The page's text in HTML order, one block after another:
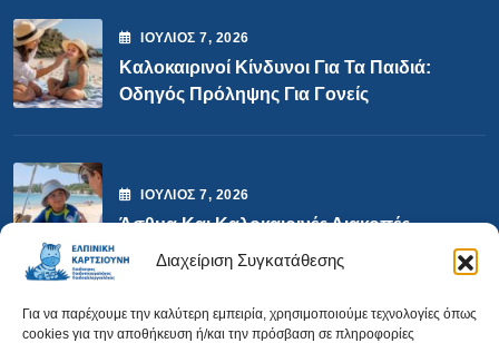
Διαχείριση Συγκατάθεσης
Για να παρέχουμε την καλύτερη εμπειρία, χρησιμοποιούμε τεχνολογίες όπως
cookies για την αποθήκευση ή/και την πρόσβαση σε πληροφορίες
ΙΟΎΛΙΟΣ7, 2026
Καλοκαιρινοί Κίνδυνοι Για Τα Παιδιά:
Οδηγός Πρόληψης Για Γονείς
ΙΟΎΛΙΟΣ7, 2026
Άσθμα Και Καλοκαιρινές Διακοπές
Επικοινωνία